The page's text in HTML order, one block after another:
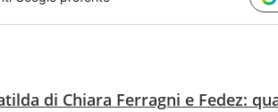
di Chiara Ferragni e Fedez: